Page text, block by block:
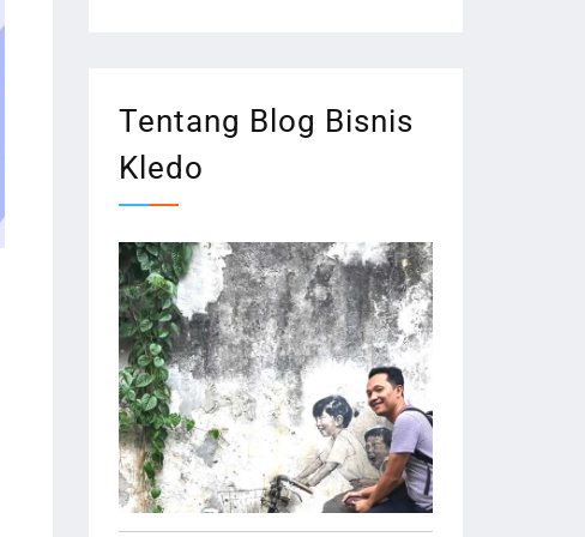
Tentang Blog Bisnis
Kledo